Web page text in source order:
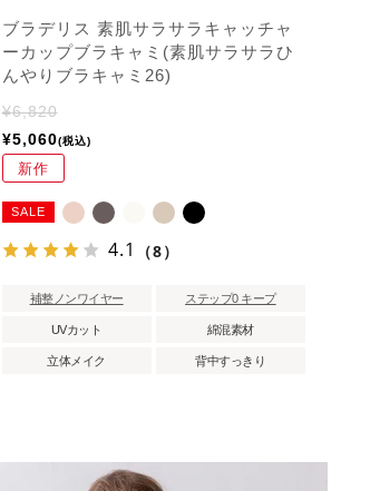
ブラデリス 素肌サラサラキャッチャ
ーカップブラキャミ(素肌サラサラひ
んやりブラキャミ26)
¥6,820
¥5,060 税込
新作
SALE
4.1 （8）
補整ノンワイヤー ステップ0 キープ
UVカット 綿混素材
立体メイク 背中すっきり